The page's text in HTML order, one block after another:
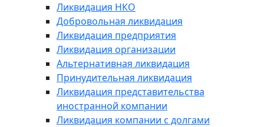
Ликвидация НКО
Добровольная ликвидация
Ликвидация предприятия
Ликвидация организации
Альтернативная ликвидация
Принудительная ликвидация
Ликвидация представительства
иностранной компании
Ликвидация компании с долгами